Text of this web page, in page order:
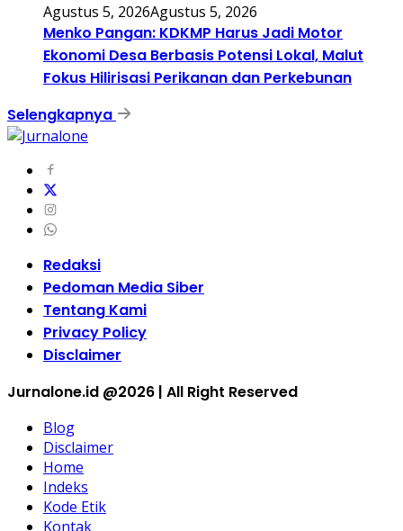
Agustus 5, 2026Agustus 5, 2026
Menko Pangan: KDKMP Harus Jadi Motor
Ekonomi Desa Berbasis Potensi Lokal, Malut
Fokus Hilirisasi Perikanan dan Perkebunan
Selengkapnya
Redaksi
Pedoman Media Siber
Tentang Kami
Privacy Policy
Disclaimer
Jurnalone.id @2026 | All Right Reserved
Blog
Disclaimer
Home
Indeks
Kode Etik
Kontak